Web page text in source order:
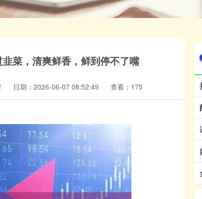
菜，清爽鲜香，鲜到停不了嘴
日期：2026-06-07 08:52:49 查看：175